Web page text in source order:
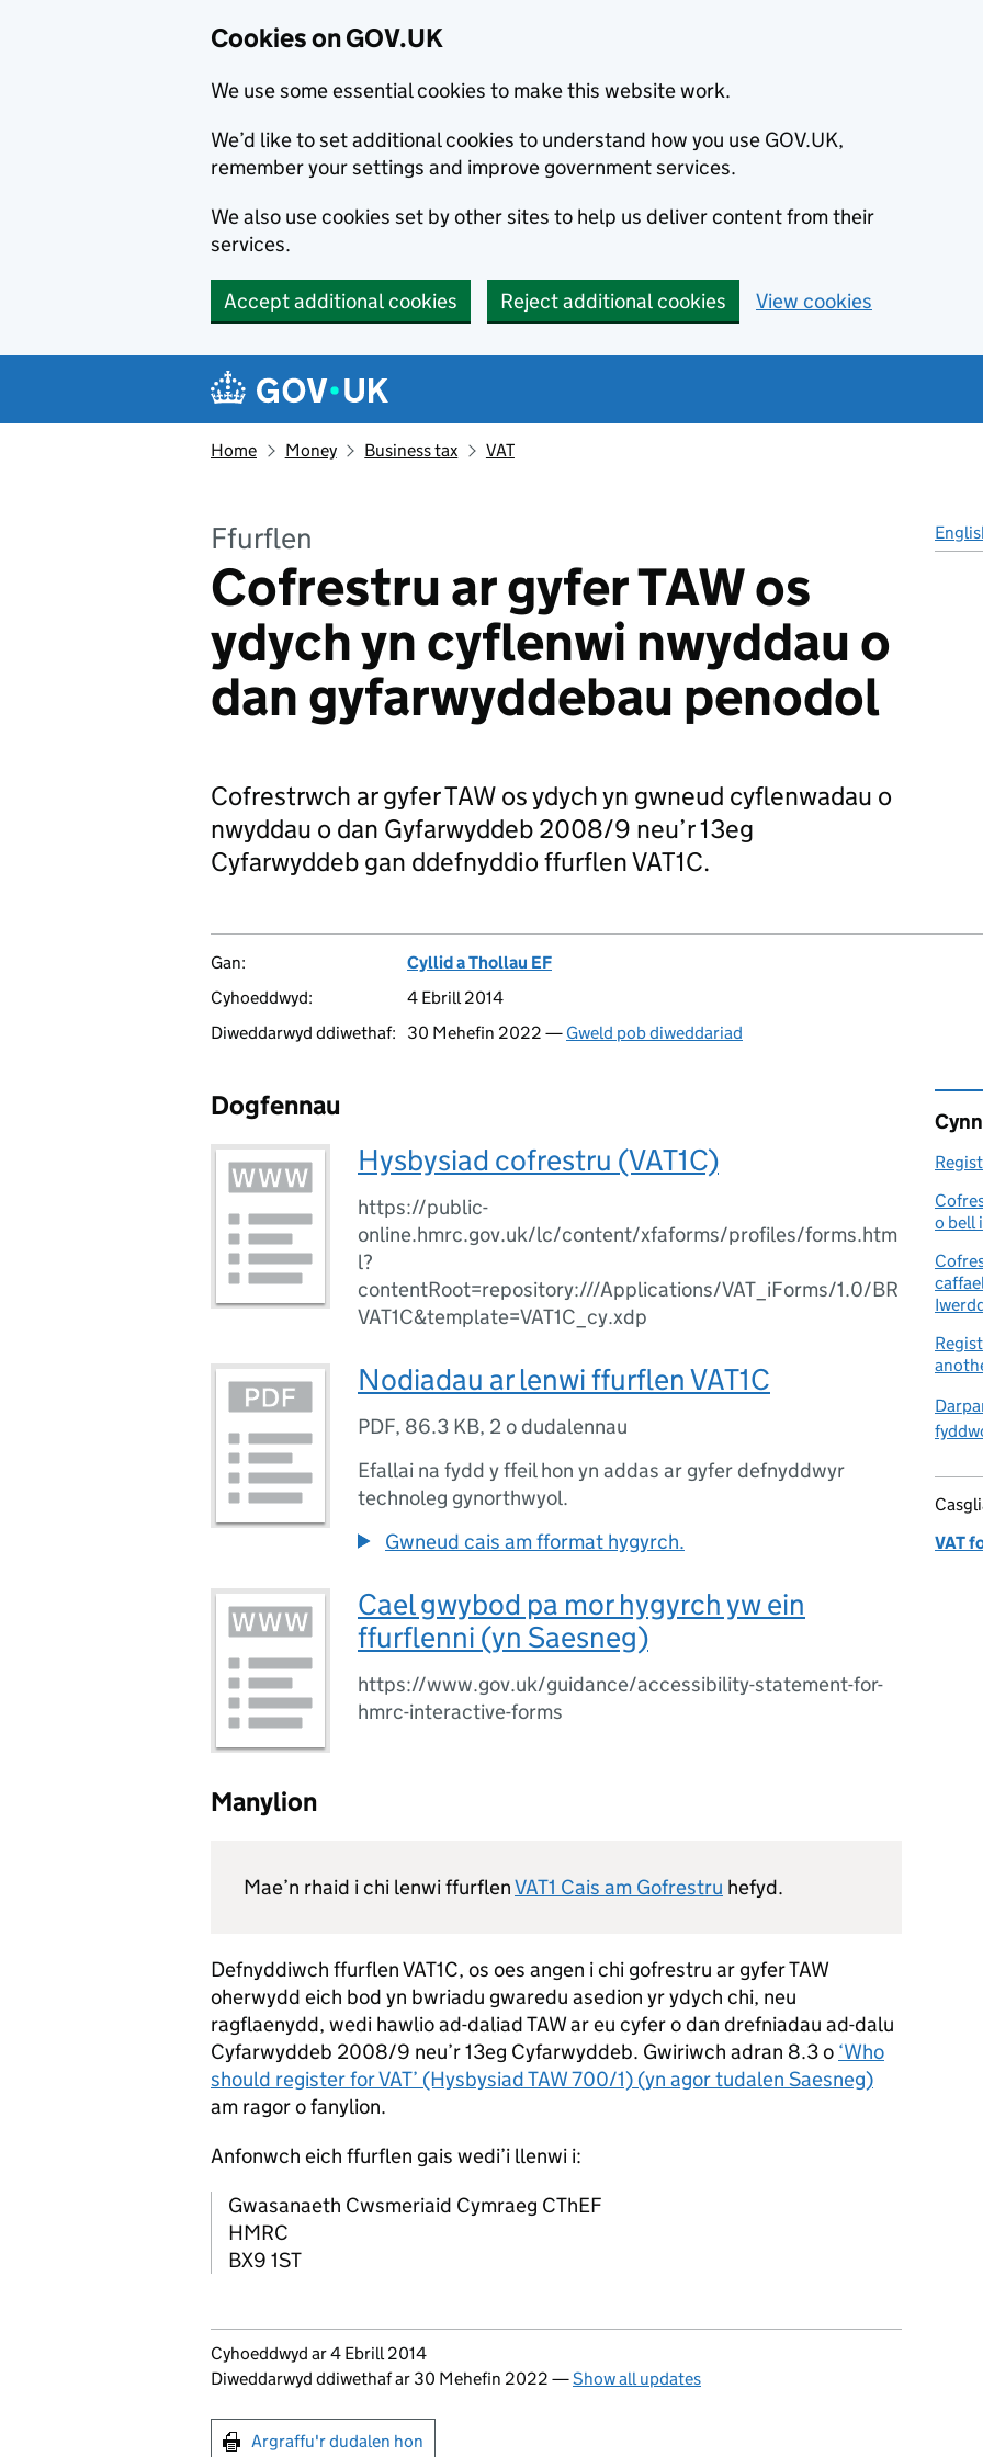
Cookies on GOV.UK
We use some essential cookies to make this website work.
We’d like to set additional cookies to understand how you use GOV.UK,
remember your settings and improve government services.
We also use cookies set by other sites to help us deliver content from their
services.
Accept additional cookies Reject additional cookies View cookies
Navigation menu
Home Money Business tax VAT
Ffurflen
Cofrestru ar gyfer TAW os
ydych yn cyflenwi nwyddau o
dan gyfarwyddebau penodol
Cofrestrwch ar gyfer TAW os ydych yn gwneud cyflenwadau o
nwyddau o dan Gyfarwyddeb 2008/9 neu’r 13eg
Cyfarwyddeb gan ddefnyddio ffurflen VAT1C.
Gan:
Cyllid a Thollau EF
Cyhoeddwyd:
4 Ebrill 2014
Diweddarwyd ddiwethaf:
30 Mehefin 2022 — Gweld pob diweddariad
Dogfennau
Hysbysiad cofrestru (VAT1C)
https://public-
online.hmrc.gov.uk/lc/content/xfaforms/profiles/forms.htm
l?
contentRoot=repository:///Applications/VAT_iForms/1.0/BR
VAT1C&template=VAT1C_cy.xdp
Nodiadau ar lenwi ffurflen VAT1C
PDF, 86.3 KB, 2 o dudalennau
Efallai na fydd y ffeil hon yn addas ar gyfer defnyddwyr
technoleg gynorthwyol.
Gwneud cais am fformat hygyrch.
Cael gwybod pa mor hygyrch yw ein
ffurflenni (yn Saesneg)
https://www.gov.uk/guidance/accessibility-statement-for-
hmrc-interactive-forms
Manylion
Mae’n rhaid i chi lenwi ffurflenVAT1 Cais am Gofrestru hefyd.
Defnyddiwch ffurflen VAT1C, os oes angen i chi gofrestru ar gyfer TAW
oherwydd eich bod yn bwriadu gwaredu asedion yr ydych chi, neu
ragflaenydd, wedi hawlio ad-daliad TAW ar eu cyfer o dan drefniadau ad-dalu
Cyfarwyddeb 2008/9 neu’r 13eg Cyfarwyddeb. Gwiriwch adran 8.3 o ‘Who
should register for VAT’ (Hysbysiad TAW 700/1) (yn agor tudalen Saesneg)
am ragor o fanylion.
Anfonwch eich ffurflen gais wedi’i llenwi i:
Gwasanaeth Cwsmeriaid Cymraeg CThEF
HMRC
BX9 1ST
Updates to this page
Cyhoeddwyd ar 4 Ebrill 2014
Diweddarwyd ddiwethaf ar 30 Mehefin 2022 —Show all updates
Argraffu'r dudalen hon
Argraffu'r dudalen hon
o bell
VAT